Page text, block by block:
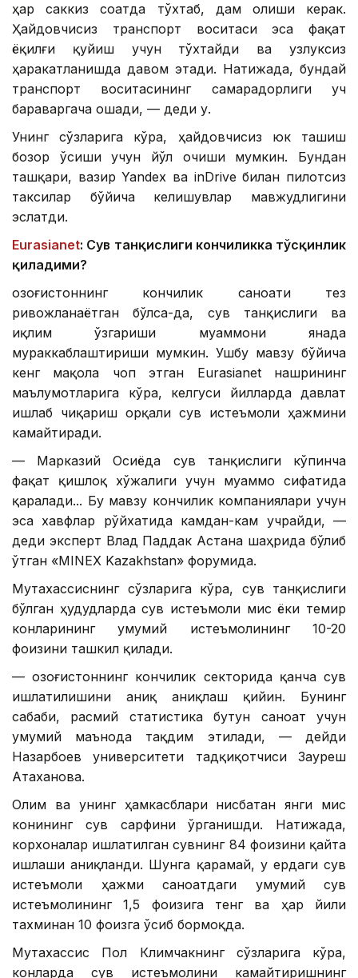
ҳар саккиз соатда тўхтаб, дам олиши керак.
Ҳайдовчисиз транспорт воситаси эса фақат
ёқилғи қуйиш учун тўхтайди ва узлуксиз
ҳаракатланишда давом этади. Натижада, бундай
транспорт воситасининг самарадорлиги уч
бараваргача ошади, — деди у.
Унинг сўзларига кўра, ҳайдовчисиз юк ташиш
бозор ўсиши учун йўл очиши мумкин. Бундан
ташқари, вазир Yandex ва inDrive билан пилотсиз
таксилар бўйича келишувлар мавжудлигини
эслатди.
Eurasianet: Сув танқислиги кончиликка тўсқинлик
қиладими?
Қозоғистоннинг кончилик саноати тез
ривожланаётган бўлса-да, сув танқислиги ва
иқлим ўзгариши муаммони янада
мураккаблаштириши мумкин. Ушбу мавзу бўйича
кенг мақола чоп этган Eurasianet нашрининг
маълумотларига кўра, келгуси йилларда давлат
ишлаб чиқариш орқали сув истеъмоли ҳажмини
камайтиради.
— Марказий Осиёда сув танқислиги кўпинча
фақат қишлоқ хўжалиги учун муаммо сифатида
қаралади... Бу мавзу кончилик компаниялари учун
эса хавфлар рўйхатида камдан-кам учрайди, —
деди эксперт Влад Паддак Астана шаҳрида бўлиб
ўтган «MINEX Kazakhstan» форумида.
Мутахассиснинг сўзларига кўра, сув танқислиги
бўлган ҳудудларда сув истеъмоли мис ёки темир
конларининг умумий истеъмолининг 10-20
фоизини ташкил қилади.
— Қозоғистоннинг кончилик секторида қанча сув
ишлатилишини аниқ аниқлаш қийин. Бунинг
сабаби, расмий статистика бутун саноат учун
умумий маънода тақдим этилади, — дейди
Назарбоев университети тадқиқотчиси Зауреш
Атаханова.
Олим ва унинг ҳамкасблари нисбатан янги мис
конининг сув сарфини ўрганишди. Натижада,
корхоналар ишлатилган сувнинг 84 фоизини қайта
ишлаши аниқланди. Шунга қарамай, у ердаги сув
истеъмоли ҳажми саноатдаги умумий сув
истеъмолининг 1,5 фоизига тенг ва ҳар йили
тахминан 10 фоизга ўсиб бормоқда.
Мутахассис Пол Климчакнинг сўзларига кўра,
конларда сув истеъмолини камайтиришнинг